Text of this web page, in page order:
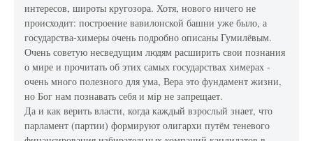
интересов, широты кругозора. Хотя, нового ничего не
происходит: построение вавилонской башни уже было, а
государства-химеры очень подробно описаны Гумилёвым.
Очень советую несведущим людям расширить свои познания
о мире и прочитать об этих самых государствах химерах -
очень много полезного для ума, Вера это фундамент жизни,
но Бог нам познавать себя и мір не запрещает.
Да и как верить власти, когда каждый взрослый знает, что
парламент (партии) формируют олигархи путём теневого